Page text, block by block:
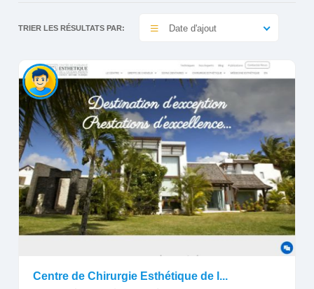
TRIER LES RÉSULTATS PAR: Date d'ajout
Centre de Chirurgie Esthétique de l...